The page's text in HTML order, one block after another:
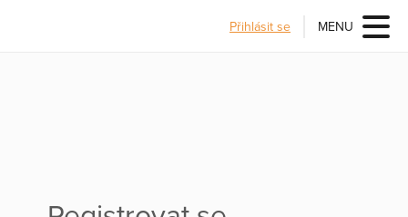
Přihlásit se MENU